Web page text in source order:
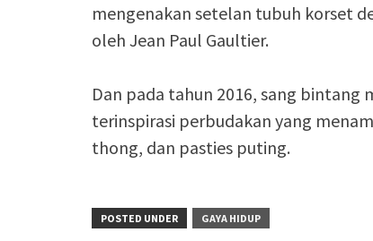
mengenakan setelan tubuh korset
oleh Jean Paul Gaultier.
Dan pada tahun 2016, sang bintang
terinspirasi perbudakan yang
thong, dan pasties puting.
POSTED UNDER GAYA HIDUP